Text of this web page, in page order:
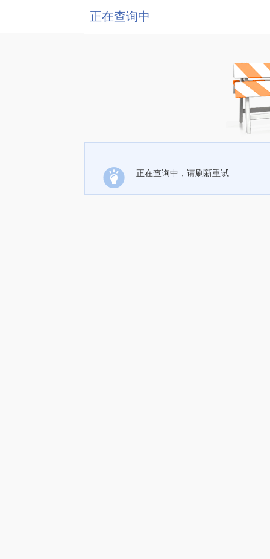
正在查询中
正在查询中，请刷新重试